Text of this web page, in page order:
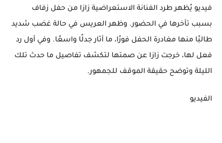
فيديو يُظهر طرد الفنانة الاستعراضية زازا من حفل زفاف
بسبب تأخرها في الحضور. وظهر العريس في حالة غضب شديد
طالبًا منها مغادرة الحفل فورًا، ما أثار جدلًا واسعًا. وفي أول رد
فعل لها، خرجت زازا عن صمتها لتكشف تفاصيل ما حدث تلك
الليلة وتوضح حقيقة الموقف للجمهور.
الفيديو